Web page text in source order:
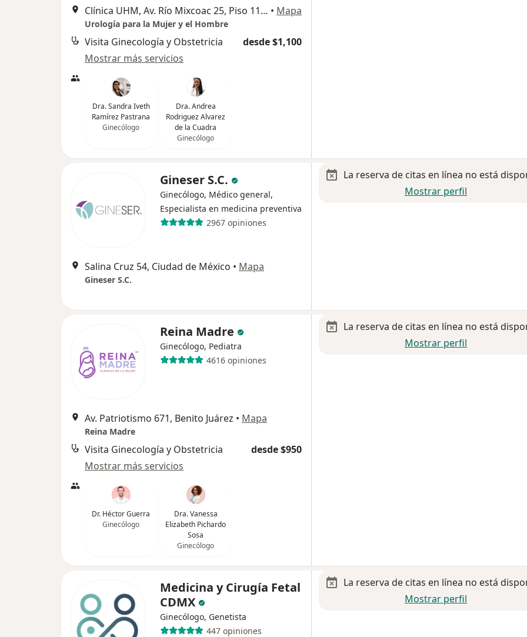
Clínica UHM, Av. Río Mixcoac 25, Piso 11-B, Crédito Constructor, Benito Juárez, Benito Juárez • Mapa
Urología para la Mujer y el Hombre
Visita Ginecología y Obstetricia
desde $1,100
Mostrar más servicios
Dra. Sandra Iveth
Ramírez Pastrana
Ginecólogo
Dra. Andrea
Rodriguez Alvarez
de la Cuadra
Ginecólogo
Gineser S.C.
Ginecólogo, Médico general,
Especialista en medicina preventiva
2967 opiniones
Salina Cruz 54, Ciudad de México • Mapa
Gineser S.C.
La reserva de citas en línea no está
Mostrar perfil
Reina Madre
Ginecólogo, Pediatra
4616 opiniones
Av. Patriotismo 671, Benito Juárez • Mapa
Reina Madre
Visita Ginecología y Obstetricia
desde $950
Mostrar más servicios
Dr. Héctor Guerra
Ginecólogo
Dra. Vanessa
Elizabeth Pichardo
Sosa
Ginecólogo
La reserva de citas en línea no está
Mostrar perfil
Medicina y Cirugía Fetal
CDMX
Ginecólogo, Genetista
447 opiniones
La reserva de citas en línea no está
Mostrar perfil